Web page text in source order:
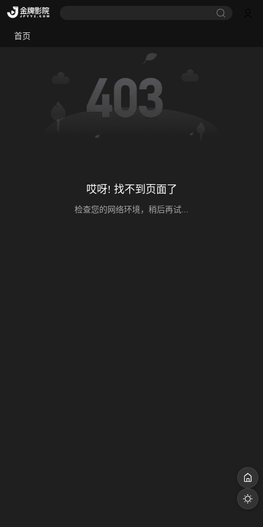
首页
哎呀! 找不到页面了
检查您的网络环境，稍后再试...